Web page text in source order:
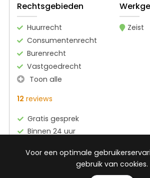
Rechtsgebieden
Huurrecht
Consumentenrecht
Burenrecht
Vastgoedrecht
Toon alle
Zeist
12 reviews
Gratis gesprek
Binnen 24 uur
Pro deo mogelijk
Voor een optimale
gebruik van cookies.